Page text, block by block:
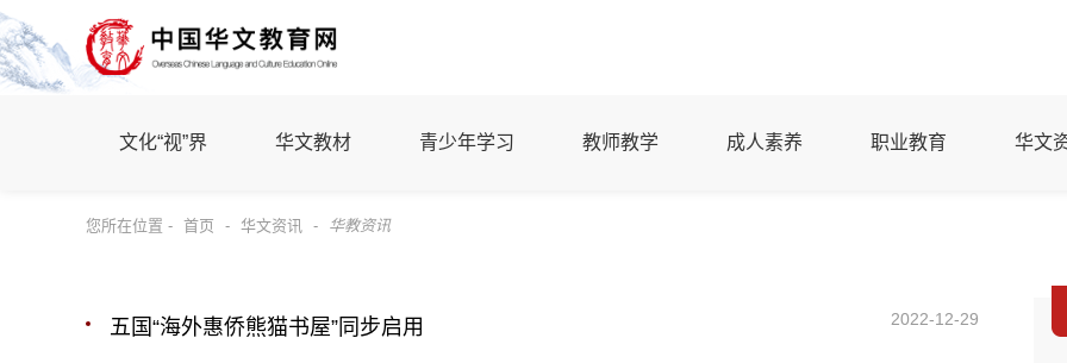
文化“视”界 华文教材 青少年学习 教师教学 成人素养 职业教育 华文
您所在位置 - 首页 - 华文资讯 - 华教资讯
五国“海外惠侨熊猫书屋”同步启用 2022-12-29